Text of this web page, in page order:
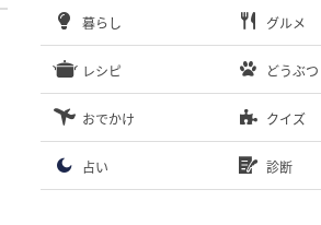
暮らし グルメ
レシピ どうぶつ
おでかけ クイズ
占い 診断